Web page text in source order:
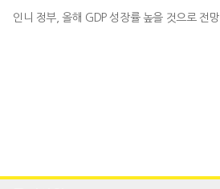
인니 정부, 올해 GDP 성장률 높을 것으로 전망